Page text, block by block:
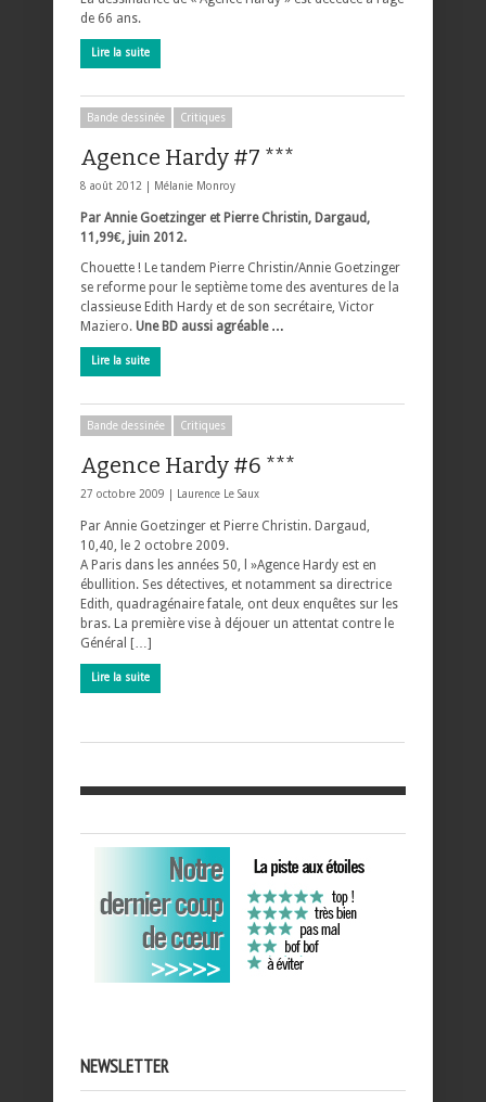
de 66 ans.
Lire la suite
Bande dessinée Critiques
Agence Hardy #7 ***
8 août 2012 | Mélanie Monroy
Par Annie Goetzinger et Pierre Christin, Dargaud,
11,99€, juin 2012.
Chouette ! Le tandem Pierre Christin/Annie Goetzinger
se reforme pour le septième tome des aventures de la
classieuse Edith Hardy et de son secrétaire, Victor
Maziero. Une BD aussi agréable …
Lire la suite
Bande dessinée Critiques
Agence Hardy #6 ***
27 octobre 2009 | Laurence Le Saux
Par Annie Goetzinger et Pierre Christin. Dargaud,
10,40, le 2 octobre 2009.
A Paris dans les années 50, l »Agence Hardy est en
ébullition. Ses détectives, et notamment sa directrice
Edith, quadragénaire fatale, ont deux enquêtes sur les
bras. La première vise à déjouer un attentat contre le
Général […]
Lire la suite
NEWSLETTER